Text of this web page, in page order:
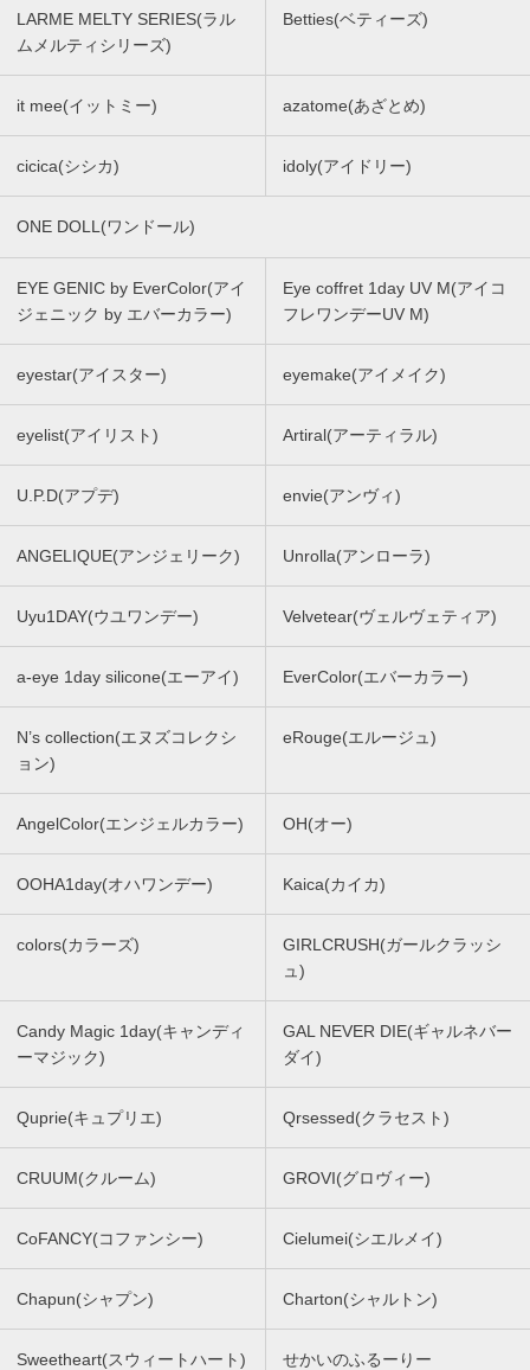
LARME MELTY SERIES(ラル
ムメルティシリーズ)
Betties(ベティーズ)
it mee(イットミー) azatome(あざとめ)
cicica(シシカ) idoly(アイドリー)
ONE DOLL(ワンドール)
EYE GENIC by EverColor(アイ
ジェニック by エバーカラー)
Eye coffret 1day UV M(アイコ
フレワンデーUV M)
eyestar(アイスター) eyemake(アイメイク)
eyelist(アイリスト) Artiral(アーティラル)
U.P.D(アプデ) envie(アンヴィ)
ANGELIQUE(アンジェリーク) Unrolla(アンローラ)
Uyu1DAY(ウユワンデー) Velvetear(ヴェルヴェティア)
a-eye 1day silicone(エーアイ) EverColor(エバーカラー)
N’s collection(エヌズコレクシ
ョン)
eRouge(エルージュ)
AngelColor(エンジェルカラー) OH(オー)
OOHA1day(オハワンデー) Kaica(カイカ)
colors(カラーズ)
GIRLCRUSH(ガールクラッシ
ュ)
Candy Magic 1day(キャンディ
ーマジック)
GAL NEVER DIE(ギャルネバー
ダイ)
Quprie(キュプリエ) Qrsessed(クラセスト)
CRUUM(クルーム) GROVI(グロヴィー)
CoFANCY(コファンシー) Cielumei(シエルメイ)
Chapun(シャプン) Charton(シャルトン)
Sweetheart(スウィートハート) せかいのふるーりー